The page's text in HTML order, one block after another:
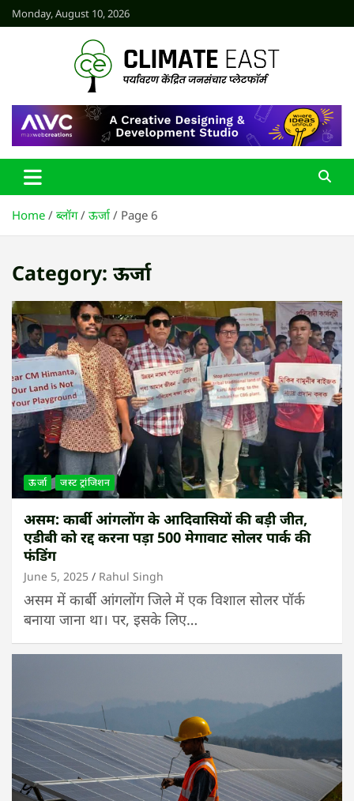
Skip
to
Monday, August 10, 2026
CLIMATE EAST
Home ब्लॉग ऊर्जा Page 6
Category: ऊर्जा
ऊर्जा जस्ट ट्रांजिशन
असम: कार्बी आंगलोंग के आदिवासियों की बड़ी जीत,
एडीबी को रद्द करना पड़ा 500 मेगावाट सोलर पार्क की
फंडिंग
June 5, 2025 Rahul Singh
असम में कार्बी आंगलोंग जिले में एक विशाल सोलर पॉर्क
बनाया जाना था। पर, इसके लिए…